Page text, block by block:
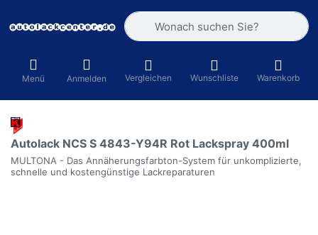
Geben Sie einen Suchbegriff ein.
Menü Anmelden Vergleichen Wunschliste Warenkorb
Autolack NCS S 4843-Y94R Rot Lackspray 400ml
MULTONA - Das Annäherungsfarbton-System für unkomplizierte,
schnelle und kostengünstige Lackreparaturen